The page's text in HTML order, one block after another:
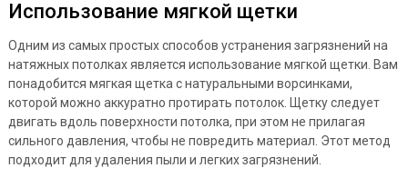
Использование мягкой щетки
Одним из самых простых способов устранения загрязнений на
натяжных потолках является использование мягкой щетки. Вам
понадобится мягкая щетка с натуральными ворсинками,
которой можно аккуратно протирать потолок. Щетку следует
двигать вдоль поверхности потолка, при этом не прилагая
сильного давления, чтобы не повредить материал. Этот метод
подходит для удаления пыли и легких загрязнений.